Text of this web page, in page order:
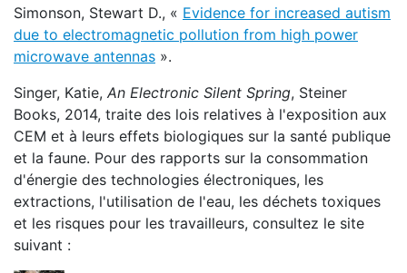
Simonson, Stewart D., « Evidence for increased autism
due to electromagnetic pollution from high power
microwave antennas ».
Singer, Katie, An Electronic Silent Spring, Steiner
Books, 2014, traite des lois relatives à l'exposition aux
CEM et à leurs effets biologiques sur la santé publique
et la faune. Pour des rapports sur la consommation
d'énergie des technologies électroniques, les
extractions, l'utilisation de l'eau, les déchets toxiques
et les risques pour les travailleurs, consultez le site
suivant :